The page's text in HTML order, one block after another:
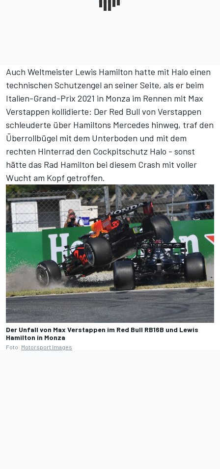
Auch Weltmeister Lewis Hamilton hatte mit Halo einen
technischen Schutzengel an seiner Seite, als er beim
Italien-Grand-Prix 2021 in Monza im Rennen mit Max
Verstappen kollidierte: Der Red Bull von Verstappen
schleuderte über Hamiltons Mercedes hinweg, traf den
Überrollbügel mit dem Unterboden und mit dem
rechten Hinterrad den Cockpitschutz Halo - sonst
hätte das Rad Hamilton bei diesem Crash mit voller
Wucht am Kopf getroffen.
Der Unfall von Max Verstappen im Red Bull RB16B und Lewis
Hamilton in Monza
Foto: Motorsport Images